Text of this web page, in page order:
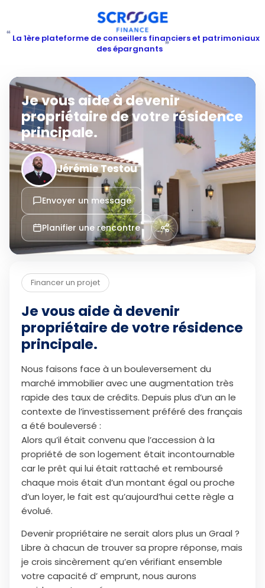
“ La 1ère plateforme de conseillers financiers et patrimoniaux
des épargnants ”
Je vous aide à devenir
propriétaire de votre résidence
principale.
Jérémie Testou
Envoyer un message
Planifier une rencontre
Financer un projet
Je vous aide à devenir
propriétaire de votre résidence
principale.
Nous faisons face à un bouleversement du
marché immobilier avec une augmentation très
rapide des taux de crédits. Depuis plus d’un an le
contexte de l’investissement préféré des français
a été bouleversé :
Alors qu’il était convenu que l’accession à la
propriété de son logement était incontournable
car le prêt qui lui était rattaché et remboursé
chaque mois était d’un montant égal ou proche
d’un loyer, le fait est qu’aujourd’hui cette règle a
évolué.
Devenir propriétaire ne serait alors plus un Graal ?
Libre à chacun de trouver sa propre réponse, mais
je crois sincèrement qu’en vérifiant ensemble
votre capacité d’ emprunt, nous aurons